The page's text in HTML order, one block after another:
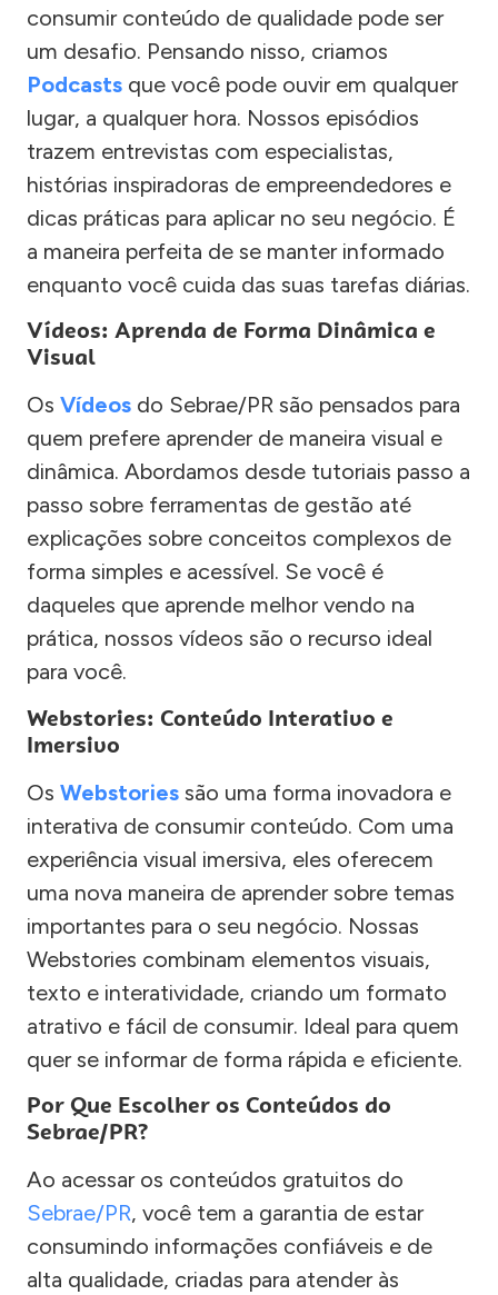
consumir conteúdo de qualidade pode ser
um desafio. Pensando nisso, criamos
Podcasts que você pode ouvir em qualquer
lugar, a qualquer hora. Nossos episódios
trazem entrevistas com especialistas,
histórias inspiradoras de empreendedores e
dicas práticas para aplicar no seu negócio. É
a maneira perfeita de se manter informado
enquanto você cuida das suas tarefas diárias.
Vídeos: Aprenda de Forma Dinâmica e
Visual
Os Vídeos do Sebrae/PR são pensados para
quem prefere aprender de maneira visual e
dinâmica. Abordamos desde tutoriais passo a
passo sobre ferramentas de gestão até
explicações sobre conceitos complexos de
forma simples e acessível. Se você é
daqueles que aprende melhor vendo na
prática, nossos vídeos são o recurso ideal
para você.
Webstories: Conteúdo Interativo e
Imersivo
Os Webstories são uma forma inovadora e
interativa de consumir conteúdo. Com uma
experiência visual imersiva, eles oferecem
uma nova maneira de aprender sobre temas
importantes para o seu negócio. Nossas
Webstories combinam elementos visuais,
texto e interatividade, criando um formato
atrativo e fácil de consumir. Ideal para quem
quer se informar de forma rápida e eficiente.
Por Que Escolher os Conteúdos do
Sebrae/PR?
Ao acessar os conteúdos gratuitos do
Sebrae/PR, você tem a garantia de estar
consumindo informações confiáveis e de
alta qualidade, criadas para atender às